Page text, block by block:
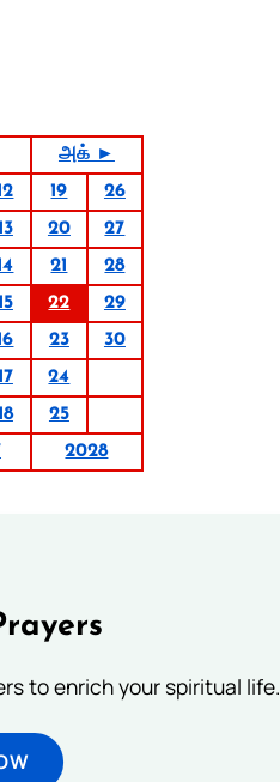
அக் ►
19
26
20
27
21
28
22
29
23
30
24
25
2028
to enrich your spiritual life.